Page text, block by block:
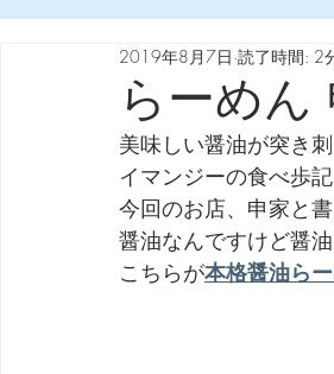
弦交換の記録 DTM 始める
Imanjy Studio 使われているモノ
劇団 Avan 劇伴が出来るまでを
らーめん
2019年8月7日 読了時間: 2
美味しい醤油が突き刺
イマンジーの食べ歩
今回のお店、申家と
醤油なんですけど醤
こちらが本格醤油ら